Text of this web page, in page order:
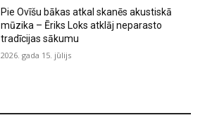
Pie Ovīšu bākas atkal skanēs akustiskā
mūzika – Ēriks Loks atklāj neparasto
tradīcijas sākumu
2026. gada 15. jūlijs